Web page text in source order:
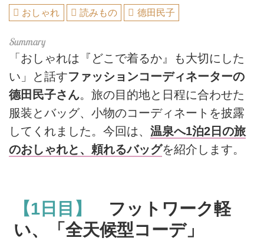
おしゃれ 読みもの 德田民子
「おしゃれは『どこで着るか』も大切にした
い」と話すファッションコーディネーターの
德田民子さん。旅の目的地と日程に合わせた
服装とバッグ、小物のコーディネートを披露
してくれました。今回は、 温泉へ1泊2日の旅
のおしゃれと、頼れるバッグを紹介します。
【1日目】
フットワーク軽
い、「全天候型コーデ」